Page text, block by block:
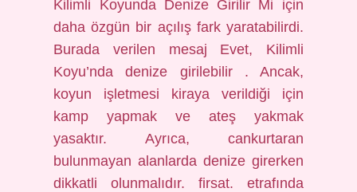
Kilimli Koyunda Denize Girilir Mi için
daha özgün bir açılış fark yaratabilirdi.
Burada verilen mesaj Evet, Kilimli
Koyu’nda denize girilebilir . Ancak,
koyun işletmesi kiraya verildiği için
kamp yapmak ve ateş yakmak
yasaktır. Ayrıca, cankurtaran
bulunmayan alanlarda denize girerken
dikkatli olunmalıdır. firsat. etrafında